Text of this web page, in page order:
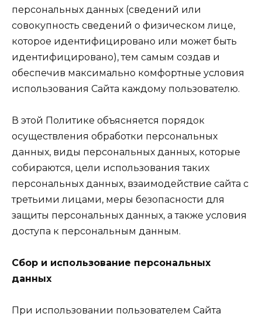
персональных данных (сведений или
совокупность сведений о физическом лице,
которое идентифицировано или может быть
идентифицировано), тем самым создав и
обеспечив максимально комфортные условия
использования Сайта каждому пользователю.
В этой Политике объясняется порядок
осуществления обработки персональных
данных, виды персональных данных, которые
собираются, цели использования таких
персональных данных, взаимодействие сайта с
третьими лицами, меры безопасности для
защиты персональных данных, а также условия
доступа к персональным данным.
Сбор и использование персональных
данных
При использовании пользователем Сайта